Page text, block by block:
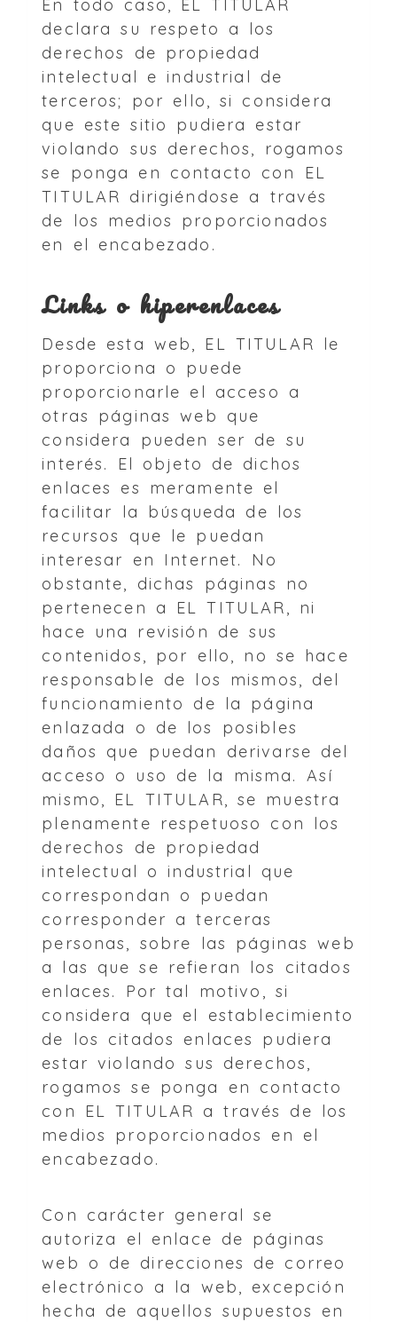
En todo caso, EL TITULAR
declara su respeto a los
derechos de propiedad
intelectual e industrial de
terceros; por ello, si considera
que este sitio pudiera estar
violando sus derechos, rogamos
se ponga en contacto con EL
TITULAR dirigiéndose a través
de los medios proporcionados
en el encabezado.
Links o hiperenlaces
Desde esta web, EL TITULAR le
proporciona o puede
proporcionarle el acceso a
otras páginas web que
considera pueden ser de su
interés. El objeto de dichos
enlaces es meramente el
facilitar la búsqueda de los
recursos que le puedan
interesar en Internet. No
obstante, dichas páginas no
pertenecen a EL TITULAR, ni
hace una revisión de sus
contenidos, por ello, no se hace
responsable de los mismos, del
funcionamiento de la página
enlazada o de los posibles
daños que puedan derivarse del
acceso o uso de la misma. Así
mismo, EL TITULAR, se muestra
plenamente respetuoso con los
derechos de propiedad
intelectual o industrial que
correspondan o puedan
corresponder a terceras
personas, sobre las páginas web
a las que se refieran los citados
enlaces. Por tal motivo, si
considera que el establecimiento
de los citados enlaces pudiera
estar violando sus derechos,
rogamos se ponga en contacto
con EL TITULAR a través de los
medios proporcionados en el
encabezado.
Con carácter general se
autoriza el enlace de páginas
web o de direcciones de correo
electrónico a la web, excepción
hecha de aquellos supuestos en